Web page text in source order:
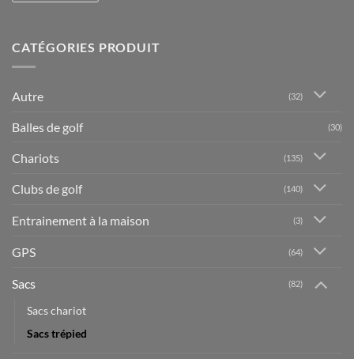
CATÉGORIES PRODUIT
Autre (32)
Balles de golf (30)
Chariots (135)
Clubs de golf (140)
Entrainement à la maison (3)
GPS (64)
Sacs (82)
Sacs chariot
Sacs trépied